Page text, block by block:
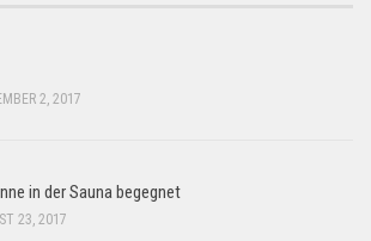
2, 2017
in der Sauna begegnet
23, 2017